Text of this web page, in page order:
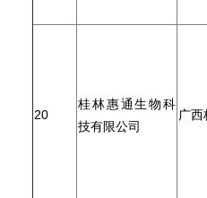
20
桂林惠通生物科
技有限公司
广